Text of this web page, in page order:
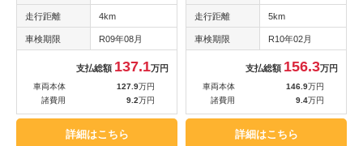
走行距離 4km
車検期限 R09年08月
支払総額 137.1万円
車両本体 127.9万円
諸費用
9.2万円
詳細はこちら
走行距離 5km
車検期限 R10年02月
支払総額 156.3万円
車両本体 146.9万円
諸費用
9.4万円
詳細はこちら